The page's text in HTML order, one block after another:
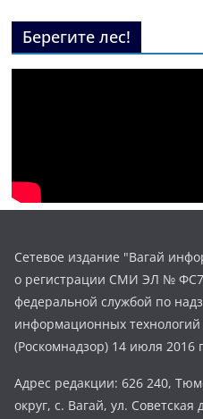
Берегите лес!
Сетевое издание "Вагай
о регистрации СМИ ЭЛ №
федеральной службой по
информационных
(Роскомнадзор) 14 июля 2016
Адрес редакции: 626 240,
округ, с. Вагай, ул. Советская